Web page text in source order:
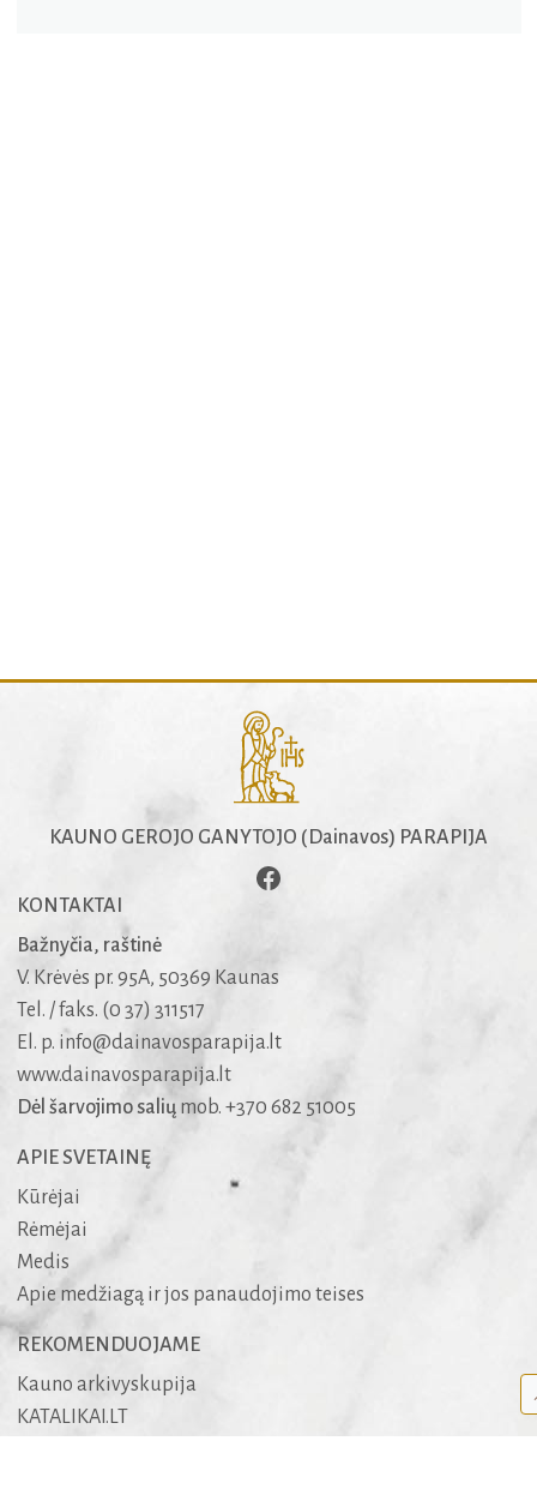
KAUNO GEROJO GANYTOJO (Dainavos) PARAPIJA
KONTAKTAI
Bažnyčia, raštinė
V. Krėvės pr. 95A, 50369 Kaunas
Tel. / faks. (0 37) 311517
El. p. info@dainavosparapija.lt
www.dainavosparapija.lt
Dėl šarvojimo saliųmob. +370 682 51005
APIE SVETAINĘ
Kūrėjai
Rėmėjai
Medis
Apie medžiagą ir jos panaudojimo teises
REKOMENDUOJAME
Kauno arkivyskupija
KATALIKAI.LT